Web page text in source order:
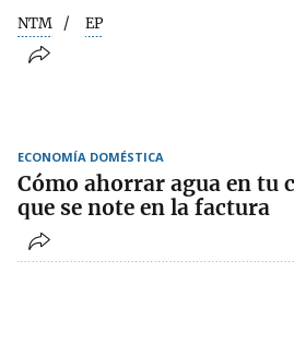
NTM EP
ECONOMÍA DOMÉSTICA
Cómo ahorrar agua en tu
que se note en la factura